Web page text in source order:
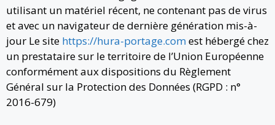
utilisant un matériel récent, ne contenant pas de virus
et avec un navigateur de dernière génération mis-à-
jour Le site https://hura-portage.comest hébergé chez
un prestataire sur le territoire de l’Union Européenne
conformément aux dispositions du Règlement
Général sur la Protection des Données (RGPD : n°
2016-679)